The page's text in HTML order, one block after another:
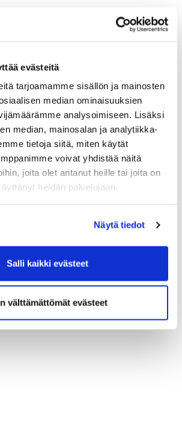
evästeitä
tarjoamamme sisällön ja mainosten
median ominaisuuksien
analysoimiseen. Lisäksi
median, mainosalan ja analytiikka-
tietoja siitä, miten käytät
voivat yhdistää näitä
joita olet antanut heille tai joita on
heidän palvelujaan.
Näytä tiedot
Salli kaikki evästeet
välttämättömät evästeet